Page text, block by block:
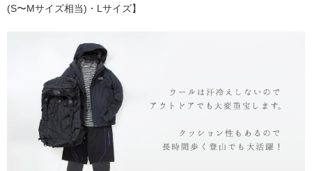
(S〜Mサイズ相当)・Lサイズ】